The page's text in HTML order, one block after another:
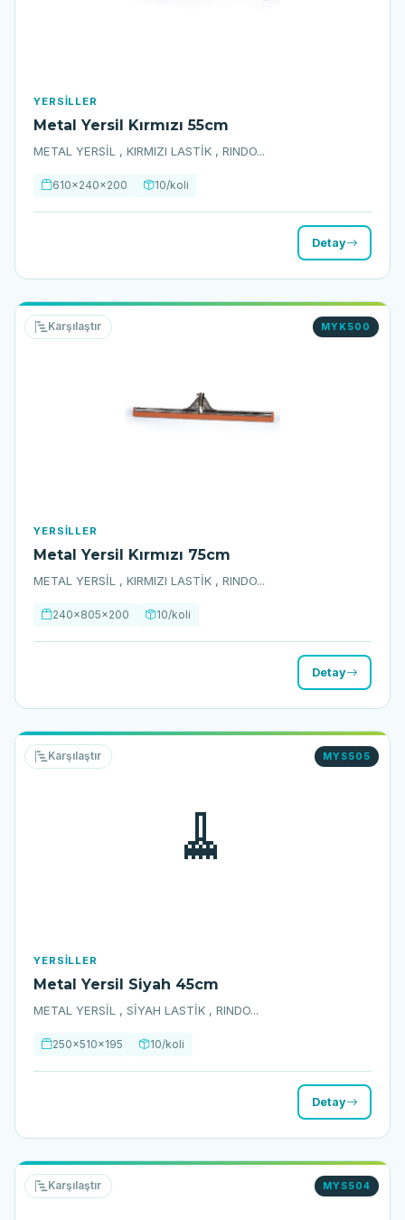
YERSILLER
Metal Yersil Kırmızı 55cm
METAL YERSİL , KIRMIZI LASTİK , RINDO...
610x240x200 10/koli
Detay
MYK500
Karşılaştır
YERSILLER
Metal Yersil Kırmızı 75cm
METAL YERSİL , KIRMIZI LASTİK , RINDO...
240x805x200 10/koli
Detay
🧹
MYS505
Karşılaştır
YERSILLER
Metal Yersil Siyah 45cm
METAL YERSİL , SİYAH LASTİK , RINDO...
250x510x195 10/koli
Detay
MYS504
Karşılaştır